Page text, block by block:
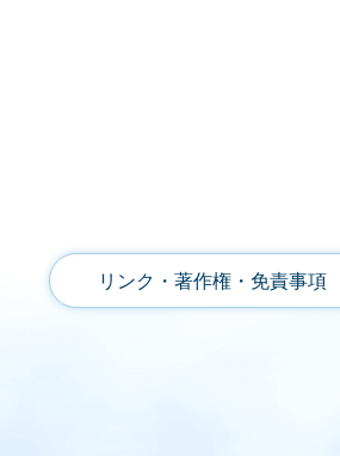
リンク・著作権・免責事項